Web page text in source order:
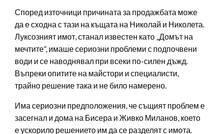
Според източници причината за продажбата може
да е сходна с тази на къщата на Николай и Николета.
Луксозният имот, станал известен като „Домът на
мечтите“, имаше сериозни проблеми с подпочвени
води и се наводнявал при всеки по-силен дъжд.
Въпреки опитите на майстори и специалисти,
трайно решение така и не било намерено.
Има сериозни предположения, че същият проблем е
засегнал и дома на Бисера и Живко Миланов, което
е ускорило решението им да се разделят с имота.